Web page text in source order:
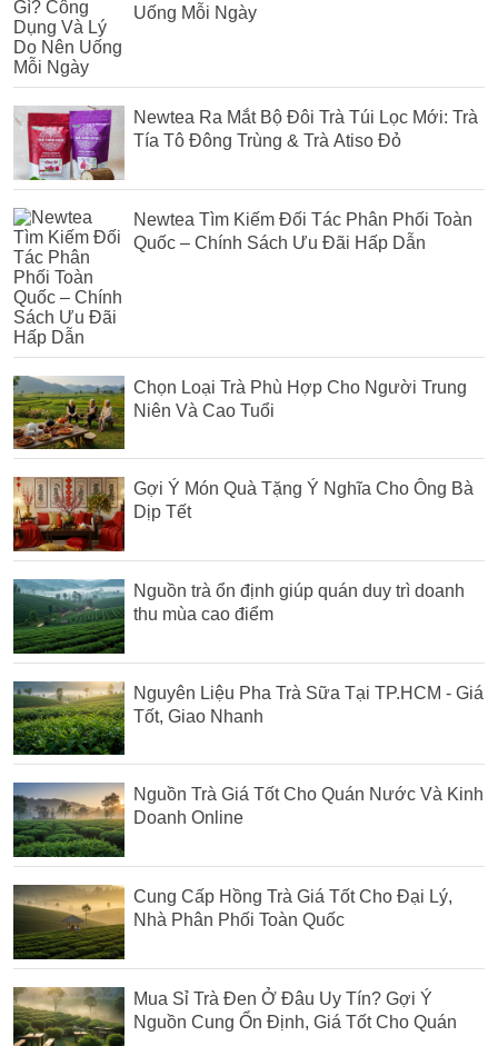
Uống Mỗi Ngày
Newtea Ra Mắt Bộ Đôi Trà Túi Lọc Mới: Trà
Tía Tô Đông Trùng & Trà Atiso Đỏ
Newtea Tìm Kiếm Đối Tác Phân Phối Toàn
Quốc – Chính Sách Ưu Đãi Hấp Dẫn
Chọn Loại Trà Phù Hợp Cho Người Trung
Niên Và Cao Tuổi
Gợi Ý Món Quà Tặng Ý Nghĩa Cho Ông Bà
Dịp Tết
Nguồn trà ổn định giúp quán duy trì doanh
thu mùa cao điểm
Nguyên Liệu Pha Trà Sữa Tại TP.HCM - Giá
Tốt, Giao Nhanh
Nguồn Trà Giá Tốt Cho Quán Nước Và Kinh
Doanh Online
Cung Cấp Hồng Trà Giá Tốt Cho Đại Lý,
Nhà Phân Phối Toàn Quốc
Mua Sỉ Trà Đen Ở Đâu Uy Tín? Gợi Ý
Nguồn Cung Ổn Định, Giá Tốt Cho Quán